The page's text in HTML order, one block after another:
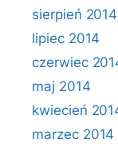
sierpień 2014
lipiec 2014
czerwiec
maj 2014
kwiecień
marzec 2014